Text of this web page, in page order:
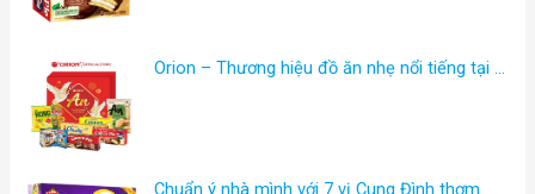
Orion – Thương hiệu đồ ăn nhẹ nổi tiếng tại …
Chuẩn ý nhà mình với 7 vị Cung Đình thơm